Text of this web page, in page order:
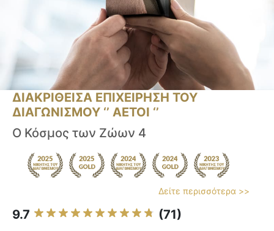
ΔΙΑΚΡΙΘΕΙΣΑ ΕΠΙΧΕΙΡΗΣΗ ΤΟΥ
ΔΙΑΓΩΝΙΣΜΟΥ ‘’ ΑΕΤΟΙ ‘’
Ο Κόσμος των Ζώων 4
Δείτε περισσότερα >>
9.7 (71)